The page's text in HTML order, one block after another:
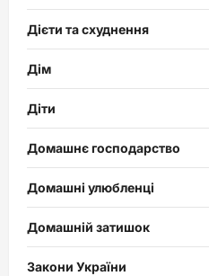
Дієти та схуднення
Дім
Діти
Домашнє господарство
Домашні улюбленці
Домашній затишок
Закони України